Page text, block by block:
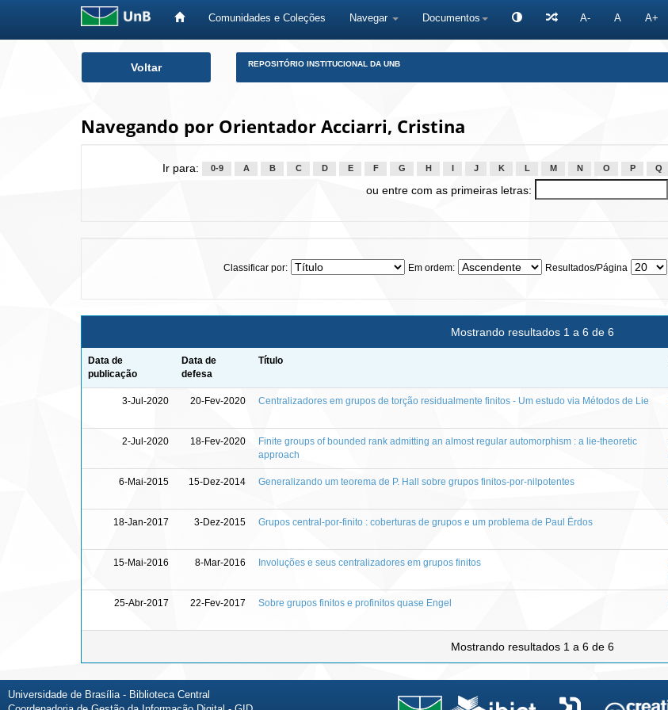
Comunidades e Coleções Navegar Documentos A- A A+
Voltar REPOSITÓRIO INSTITUCIONAL DA UNB
Navegando por Orientador Acciarri, Cristina
Ir para: 0-9 A B C D E F G H J K L M N O P Q
ou entre com as primeiras letras:
Classificar por: Em ordem: Resultados/Página
Mostrando resultados 1 a 6 de 6
Data de
publicação
Data de
defesa
Título
3-Jul-2020 20-Fev-2020 Centralizadores em grupos de torção residualmente finitos - Um estudo via Métodos de Lie
2-Jul-2020 18-Fev-2020
Finite groups of bounded rank admitting an almost regular automorphism : a lie-theoretic
approach
6-Mai-2015 15-Dez-2014 Generalizando um teorema de P. Hall sobre grupos finitos-por-nilpotentes
18-Jan-2017 3-Dez-2015 Grupos central-por-finito : coberturas de grupos e um problema de Paul Ërdos
15-Mai-2016 8-Mar-2016 Involuções e seus centralizadores em grupos finitos
25-Abr-2017 22-Fev-2017 Sobre grupos finitos e profinitos quase Engel
Mostrando resultados 1 a 6 de 6
Universidade de Brasília - Biblioteca Central